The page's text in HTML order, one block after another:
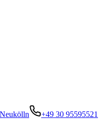
+49 30 95595521